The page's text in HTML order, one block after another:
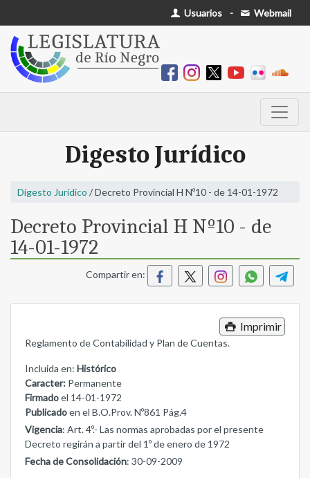
Usuarios - Webmail
Digesto Jurídico
Digesto Jurídico / Decreto Provincial H Nº10 - de 14-01-1972
Decreto Provincial H Nº10 - de
14-01-1972
Compartir en:
Imprimir
Reglamento de Contabilidad y Plan de Cuentas.
Incluida en: Histórico
Caracter: Permanente
Firmadoel 14-01-1972
Publicadoen el B.O.Prov. Nº861 Pág.4
Vigencia: Art. 4º.- Las normas aprobadas por el presente
Decreto regirán a partir del 1º de enero de 1972
Fecha de Consolidación: 30-09-2009